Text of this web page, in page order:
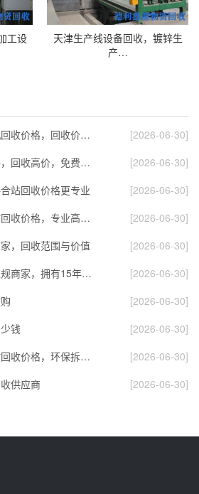
工设
天津生产线设备回收，镀锌生
产…
「关注」塘沽进口发电机回收价格，回收价格高于…
[2026-06-30]
红桥木方架子管回收价格，回收高价，免费拆除运…
[2026-06-30]
站回收价格更专业
[2026-06-30]
回收厂家蓟州沥青搅拌站回收价格，专业高价回收…
[2026-06-30]
，回收范围与价值
[2026-06-30]
蓟州车间废旧设备回收正规商家，拥有15年回收经…
[2026-06-30]
[2026-06-30]
钱
[2026-06-30]
正规商家河东沥青搅拌站回收价格，环保拆解，推…
[2026-06-30]
供应商
[2026-06-30]